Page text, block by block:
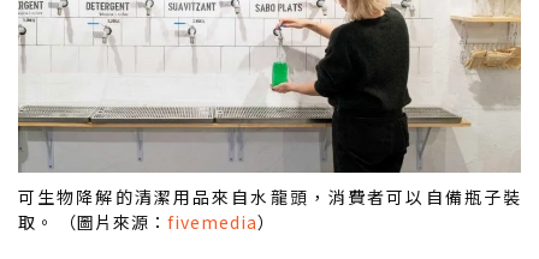
可生物降解的清潔用品來自水龍頭，消費者可以自備瓶子裝
取。 （圖片來源： fivemedia）